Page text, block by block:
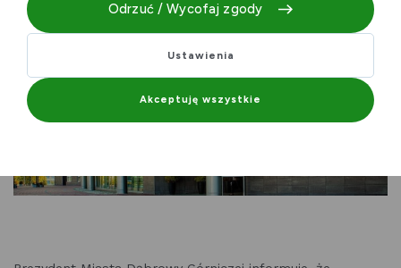
Odrzuć / Wycofaj zgody
Ustawienia
Akceptuję wszystkie